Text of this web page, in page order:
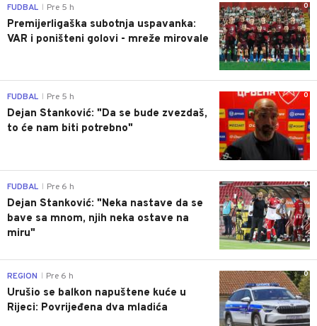
0
FUDBAL Pre 5 h
Premijerligaška subotnja uspavanka:
VAR i poništeni golovi - mreže mirovale
0
FUDBAL Pre 5 h
Dejan Stanković: "Da se bude zvezdaš,
to će nam biti potrebno"
0
FUDBAL Pre 6 h
Dejan Stanković: "Neka nastave da se
bave sa mnom, njih neka ostave na
miru"
0
REGION Pre 6 h
Urušio se balkon napuštene kuće u
Rijeci: Povrijeđena dva mladića